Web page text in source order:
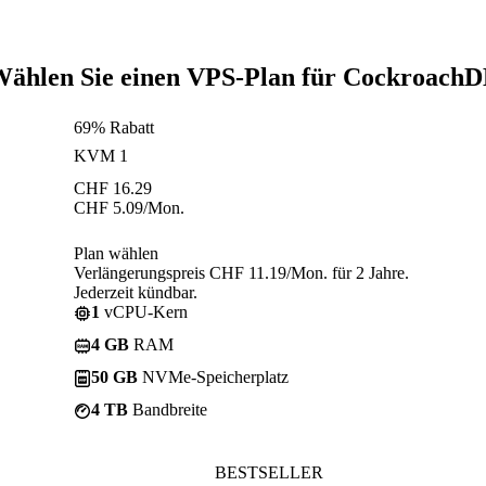
Sie einen VPS-Plan für
69% Rabatt
KVM 1
CHF 16.29
CHF 5.09/Mon.
Plan wählen
Verlängerungspreis CHF 11.19/Mon. für 2 Jahre.
Jederzeit kündbar.
1 vCPU-Kern
4 GB RAM
50 GB NVMe-Speicherplatz
4 TB Bandbreite
BESTSELLER